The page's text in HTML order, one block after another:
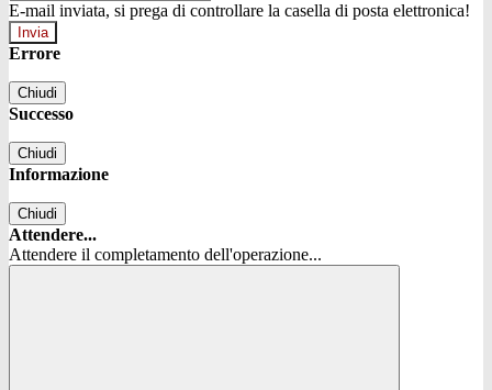
E-mail inviata, si prega di controllare la casella di posta elettronica!
Errore
Chiudi
Successo
Chiudi
Informazione
Chiudi
Attendere...
Attendere il completamento dell'operazione...